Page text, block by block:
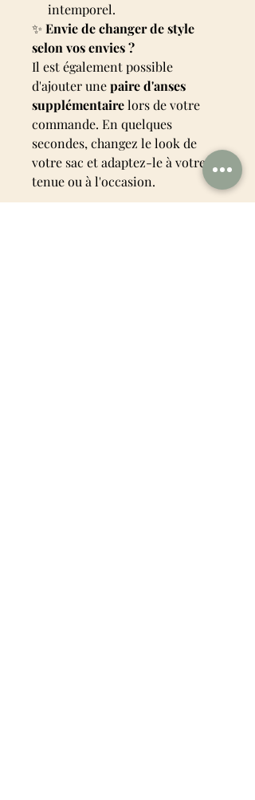
intemporel.
✨ Envie de changer de style
selon vos envies ?
Il est également possible
d'ajouter unepaire d'anses
supplémentairelors de votre
commande. En quelques
secondes, changez le look de
votre sac et adaptez-le à votre
tenue ou à l'occasion.